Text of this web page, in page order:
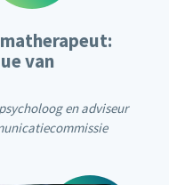
van
en adviseur